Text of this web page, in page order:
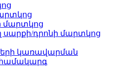
մարտկոց
սարքի/դրոնի մարտկոց
կառավարման